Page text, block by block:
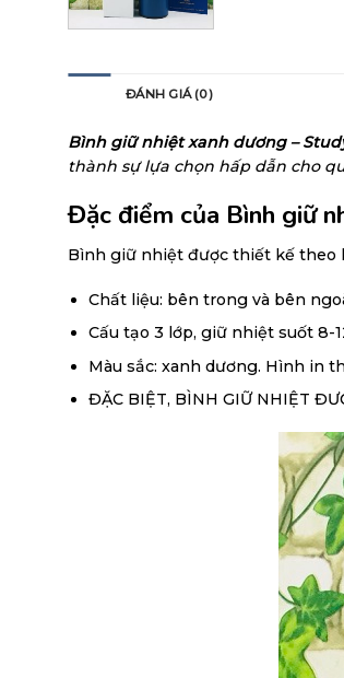
ĐÁNH GIÁ (0)
Bình giữ nhiệt xanh dương –
thành sự lựa chọn hấp dẫn cho
Đặc điểm của Bình giữ
Bình giữ nhiệt được thiết kế theo
Chất liệu: bên trong và bên
Cấu tạo 3 lớp, giữ nhiệt suốt 8-
Màu sắc: xanh dương. Hình in
ĐẶC BIỆT, BÌNH GIỮ NHIỆT